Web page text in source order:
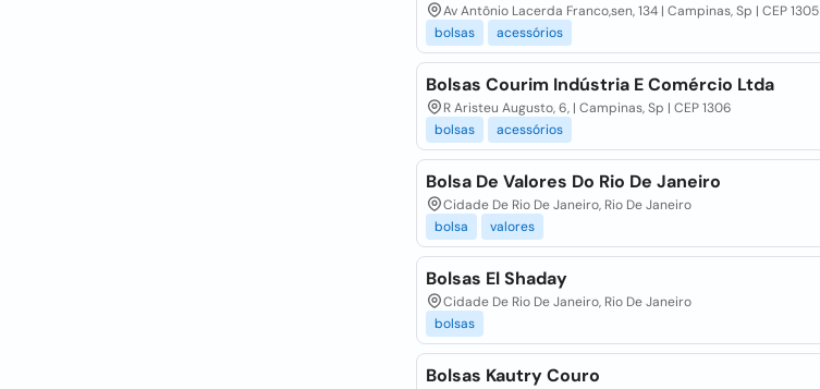
Av Antônio Lacerda Franco,sen, 134 | Campinas, Sp | CEP 1305
bolsas
acessórios
Bolsas Courim Indústria E Comércio Ltda
R Aristeu Augusto, 6, | Campinas, Sp | CEP 1306
bolsas
acessórios
Bolsa De Valores Do Rio De Janeiro
Cidade De Rio De Janeiro, Rio De Janeiro
bolsa
valores
Bolsas El Shaday
Cidade De Rio De Janeiro, Rio De Janeiro
bolsas
Bolsas Kautry Couro